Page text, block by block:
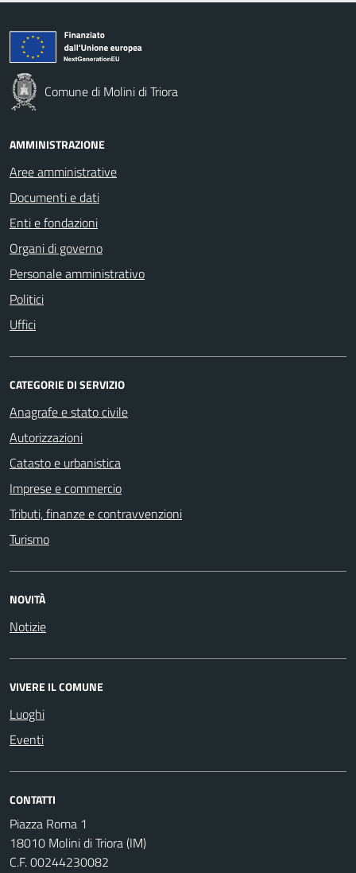
Comune di Molini di Triora
AMMINISTRAZIONE
Aree amministrative
Documenti e dati
Enti e fondazioni
Organi di governo
Personale amministrativo
Politici
Uffici
CATEGORIE DI SERVIZIO
Anagrafe e stato civile
Autorizzazioni
Catasto e urbanistica
Imprese e commercio
Tributi, finanze e contravvenzioni
Turismo
NOVITÀ
Notizie
VIVERE IL COMUNE
Luoghi
Eventi
CONTATTI
Piazza Roma 1
18010 Molini di Triora (IM)
C.F. 00244230082